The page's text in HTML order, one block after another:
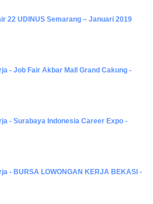
22 UDINUS Semarang – Januari 2019
- Job Fair ​Akbar ​Mall Grand Cakung -
- Surabaya Indonesia Career Expo -
- BURSA LOWONGAN KERJA BEKASI -